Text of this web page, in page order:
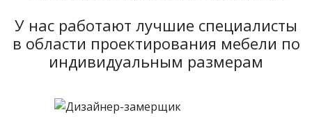
У нас работают лучшие специалисты
в области проектирования мебели по
индивидуальным размерам